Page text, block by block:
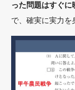
った問題はすぐ
で、確実に実力を